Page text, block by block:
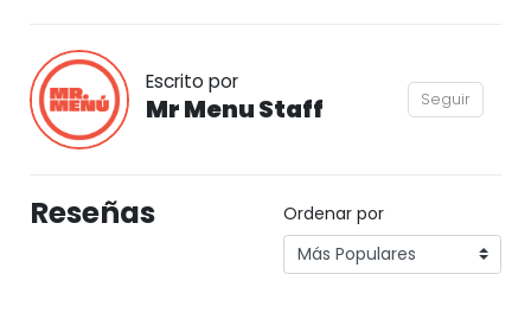
Escrito por
Mr Menu Staff Seguir
Reseñas Ordenar por